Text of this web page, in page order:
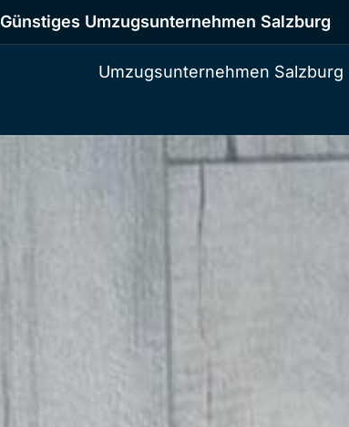
Günstiges Umzugsunternehmen Salzburg
Umzugsunternehmen Salzburg